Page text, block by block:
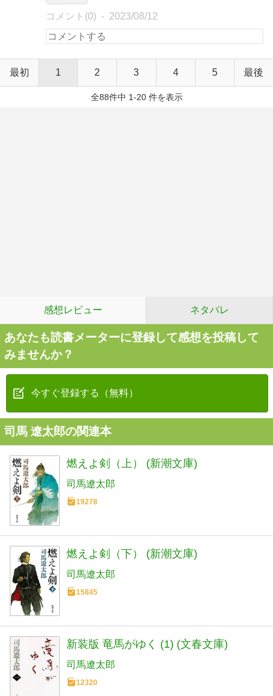
コメント(0) 2023/08/12
最初 1 2 3 4 5 最後
全88件中 1-20 件を表示
感想レビュー ネタバレ
あなたも読書メーターに登録して感想を投稿して
みませんか？
今すぐ登録する（無料）
司馬 遼太郎の関連本
燃えよ剣（上） (新潮文庫)
司馬遼太郎
19278
燃えよ剣（下） (新潮文庫)
司馬遼太郎
15845
新装版 竜馬がゆく (1) (文春文庫)
司馬遼太郎
12320